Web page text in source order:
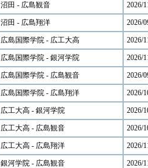
沼田 - 広島観音 2026/
沼田 - 広島翔洋 2026/
広島国際学院 - 広工大高 2026/
広島国際学院 - 銀河学院 2026/
広島国際学院 - 広島観音 2026/
広島国際学院 - 広島翔洋 2026/
広工大高 - 銀河学院 2026/
広工大高 - 広島観音 2026/
広工大高 - 広島翔洋 2026/
銀河学院 - 広島観音 2026/